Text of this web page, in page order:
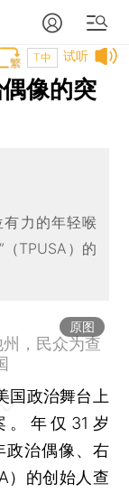
试听
T中
像的突
力的年轻喉
TPUSA）的
原图
，民众为查
国政治舞台上
年仅31岁
政治偶像、右
）的创始人查